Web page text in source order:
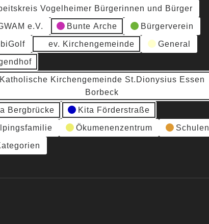
Vogelheimer Bürgerinnen und Bürger
e.V. Bunte Arche Bürgerverein
ev. Kirchengemeinde General
Katholische Kirchengemeinde St.Dionysius Essen
Borbeck
Bergbrücke Kita Förderstraße
Ökumenenzentrum Schulen